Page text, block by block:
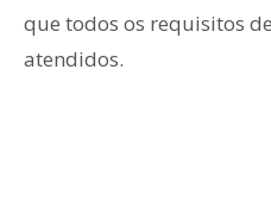
que todos os requisitos
atendidos.